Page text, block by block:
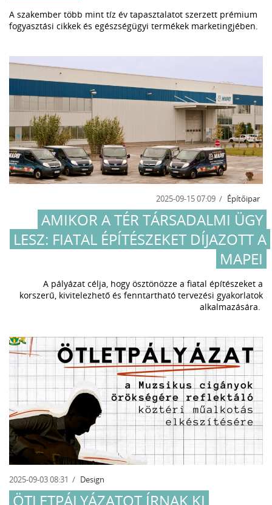
A szakember több mint tíz év tapasztalatot szerzett prémium
fogyasztási cikkek és egészségügyi termékek marketingjében.
2025-09-15 07:09 Építőipar
AMIKOR A TÉR TÁRSADALMI ÜGY
LESZ: FIATAL ÉPÍTÉSZEKET DÍJAZOTT A
MAPEI
A pályázat célja, hogy ösztönözze a fiatal építészeket a
korszerű, kivitelezhető és fenntartható tervezési gyakorlatok
alkalmazására.
2025-09-03 08:31 Design
ÖTLETPÁLYÁZATOT ÍRNAK KI